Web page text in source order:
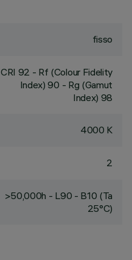
fisso
CRI 92 - Rf (Colour Fidelity
Index) 90 - Rg (Gamut
Index) 98
4000 K
2
>50,000h - L90 - B10 (Ta
25°C)